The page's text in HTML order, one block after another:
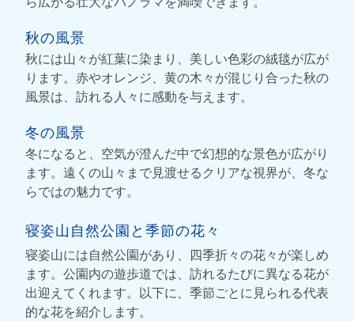
秋の風景
秋には山々が紅葉に染まり、美しい色彩の絨毯が広が
ります。赤やオレンジ、黄の木々が混じり合った秋の
風景は、訪れる人々に感動を与えます。
冬の風景
冬になると、空気が澄んだ中で幻想的な景色が広がり
ます。遠くの山々まで見渡せるクリアな視界が、冬な
らではの魅力です。
寝姿山自然公園と季節の花々
寝姿山には自然公園があり、四季折々の花々が楽しめ
ます。公園内の遊歩道では、訪れるたびに異なる花が
出迎えてくれます。以下に、季節ごとに見られる代表
的な花を紹介します。